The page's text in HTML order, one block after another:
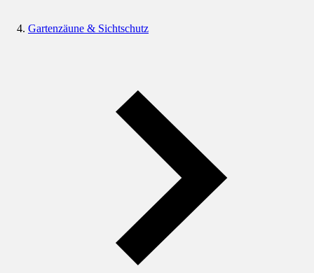
Gartenzäune & Sichtschutz